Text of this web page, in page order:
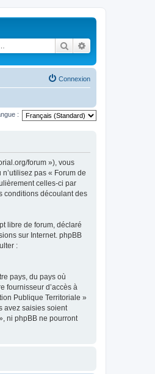
Rechercher
Connexion
:
forum »), vous
pas « Forum de
celles-ci par
conditions découlant des
libre de forum, déclaré
sur Internet. phpBB
:
pays, du pays où
fournisseur d’accès à
Publique Territoriale »
avez saisies soient
ni phpBB ne pourront